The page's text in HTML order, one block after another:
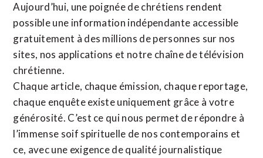
Aujourd’hui, une poignée de chrétiens rendent
possible une information indépendante accessible
gratuitement à des millions de personnes sur nos
sites, nos applications et notre chaîne de télévision
chrétienne.
Chaque article, chaque émission, chaque reportage,
chaque enquête existe uniquement grâce à votre
générosité. C’est ce qui nous permet de répondre à
l’immense soif spirituelle de nos contemporains et
ce, avec une exigence de qualité journalistique